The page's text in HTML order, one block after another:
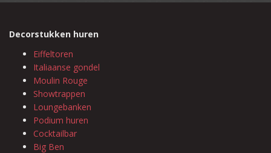
Decorstukken huren
Eiffeltoren
Italiaanse gondel
Moulin Rouge
Showtrappen
Loungebanken
Podium huren
Cocktailbar
Big Ben